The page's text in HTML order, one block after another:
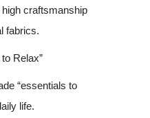
craftsmanship
fabrics.
Relax”
“essentials to
life.